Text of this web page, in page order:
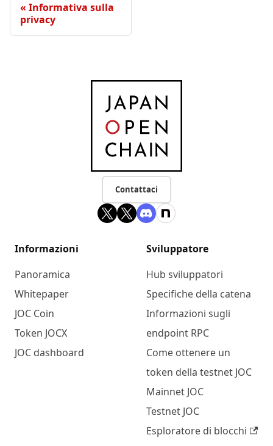
Informativa sulla
privacy
Contattaci
Informazioni
Panoramica
Whitepaper
JOC Coin
Token JOCX
JOC dashboard
Sviluppatore
Hub sviluppatori
Specifiche della catena
Informazioni sugli
endpoint RPC
Come ottenere un
token della testnet JOC
Mainnet JOC
Testnet JOC
Esploratore di blocchi